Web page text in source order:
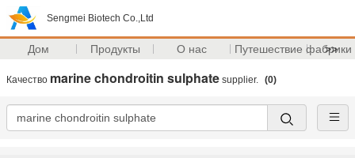
Sengmei Biotech Co.,Ltd
Дом Продукты О нас Путешествие фабрики
>>
Качество marine chondroitin sulphate supplier. (0)